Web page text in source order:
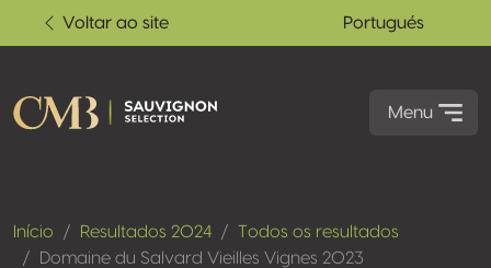
Voltar ao site Portugués
Menu
Início Resultados 2024
Todos os resultados
Domaine du Salvard Vieilles Vignes 2023